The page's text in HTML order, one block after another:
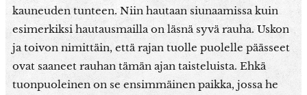
kauneuden tunteen. Niin hautaan siunaamissa kuin
esimerkiksi hautausmailla on läsnä syvä rauha. Uskon
ja toivon nimittäin, että rajan tuolle puolelle päässeet
ovat saaneet rauhan tämän ajan taisteluista. Ehkä
tuonpuoleinen on se ensimmäinen paikka, jossa he